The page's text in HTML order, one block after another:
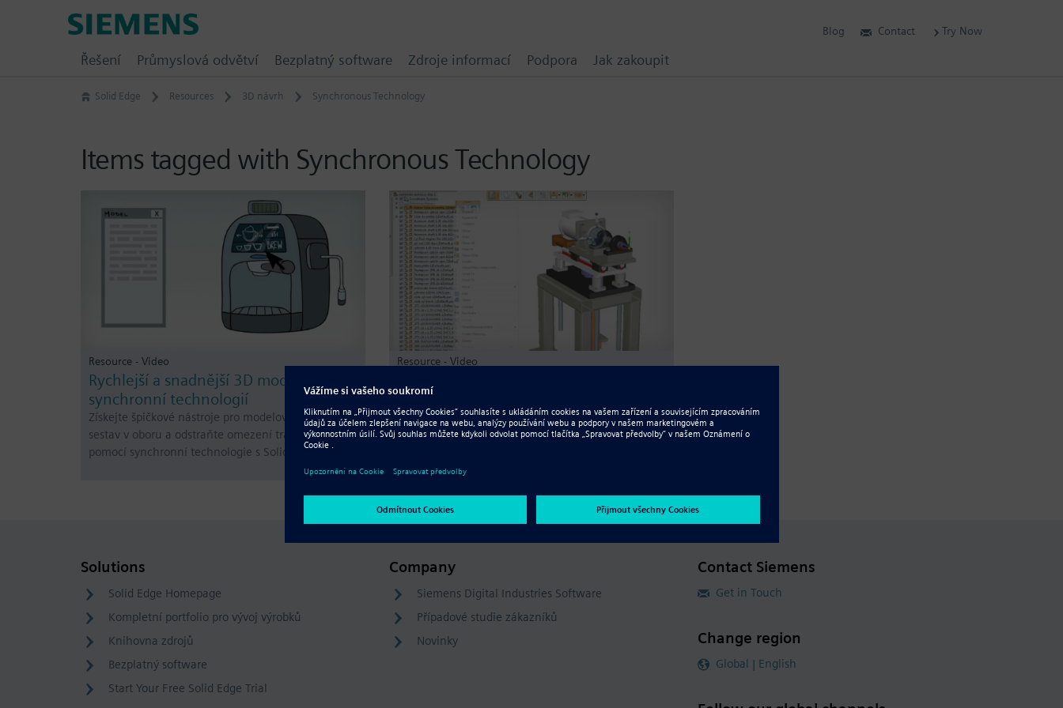
Solid Edge Resources 3D návrh Synchronous Technology
Items tagged with Synchronous Technology
Resource - Video
Rychlejší a snadnější 3D modelování se
synchronní technologií
Získejte špičkové nástroje pro modelování dílů a
sestav v oboru a odstraňte omezení tradičního CAD
pomocí synchronní technologie s Solid Edge.
Resource - Video
použití návrhů SolidWorks
Solutions
Solid Edge Homepage
Kompletní portfolio pro vývoj výrobků
Knihovna zdrojů
Bezplatný software
Start Your Free Solid Edge Trial
Company
Siemens Digital Industries Software
Případové studie zákazníků
Novinky
Contact Siemens
Get in Touch
Change region
Global | English
Blog Contact Try Now
Řešení Průmyslová odvětví Bezplatný software Zdroje informací Podpora Jak zakoupit